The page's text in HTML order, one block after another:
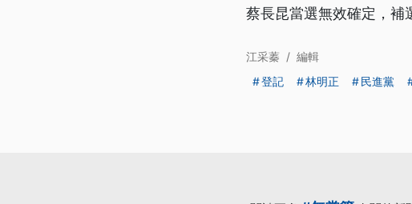
蔡長昆當選無效確定，補
江采蓁 / 編輯
登記
林明正 民進黨